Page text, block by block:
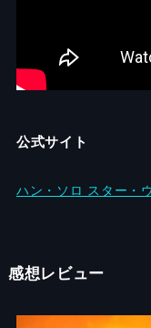
公式サイト
ハン・ソロ スター・
感想レビュー